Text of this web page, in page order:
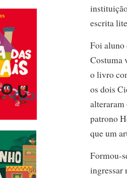
escrita
Foi aluno
Costuma
o livro
os dois
alteraram
patrono
que um
Formou-
ingressar